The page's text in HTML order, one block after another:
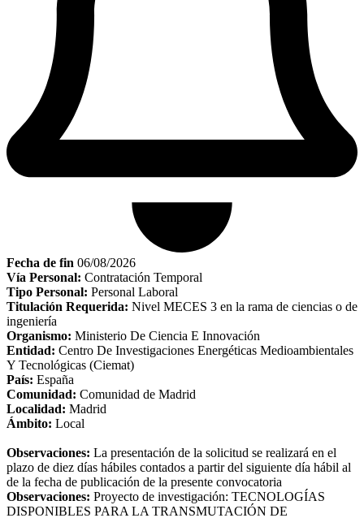
Fecha de fin 06/08/2026
Vía Personal: Contratación Temporal
Tipo Personal: Personal Laboral
Titulación Requerida: Nivel MECES 3 en la rama de ciencias o de
ingeniería
Organismo: Ministerio De Ciencia E Innovación
Entidad: Centro De Investigaciones Energéticas Medioambientales
Y Tecnológicas (Ciemat)
País: España
Comunidad: Comunidad de Madrid
Localidad: Madrid
Ámbito: Local
Observaciones: La presentación de la solicitud se realizará en el
plazo de diez días hábiles contados a partir del siguiente día hábil al
de la fecha de publicación de la presente convocatoria
Observaciones: Proyecto de investigación: TECNOLOGÍAS
DISPONIBLES PARA LA TRANSMUTACIÓN DE